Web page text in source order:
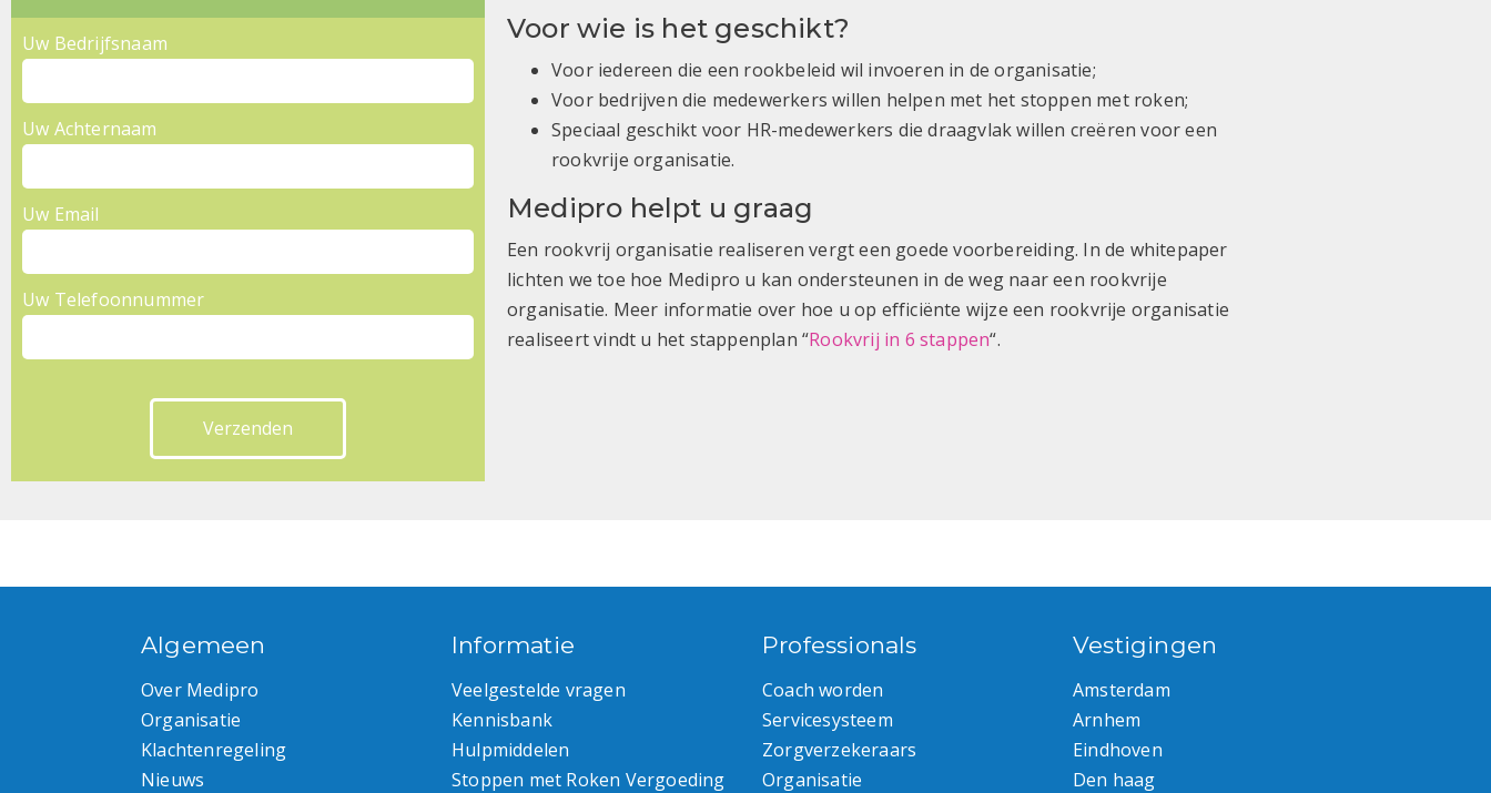
Uw Bedrijfsnaam
Uw Achternaam
Uw Email
Uw Telefoonnummer
Voor wie is het geschikt?
Voor iedereen die een rookbeleid wil invoeren in de organisatie;
Voor bedrijven die medewerkers willen helpen met het stoppen met roken;
Speciaal geschikt voor HR-medewerkers die draagvlak willen creëren voor een
rookvrije organisatie.
Medipro helpt u graag
Een rookvrij organisatie realiseren vergt een goede voorbereiding. In de whitepaper
lichten we toe hoe Medipro u kan ondersteunen in de weg naar een rookvrije
organisatie. Meer informatie over hoe u op efficiënte wijze een rookvrije organisatie
realiseert vindt u het stappenplan “Rookvrij in 6 stappen“.
Algemeen
Over Medipro
Organisatie
Klachtenregeling
Nieuws
Informatie
Veelgestelde vragen
Kennisbank
Hulpmiddelen
Stoppen met Roken Vergoeding
Professionals
Coach worden
Servicesysteem
Zorgverzekeraars
Organisatie
Vestigingen
Amsterdam
Arnhem
Eindhoven
Den haag